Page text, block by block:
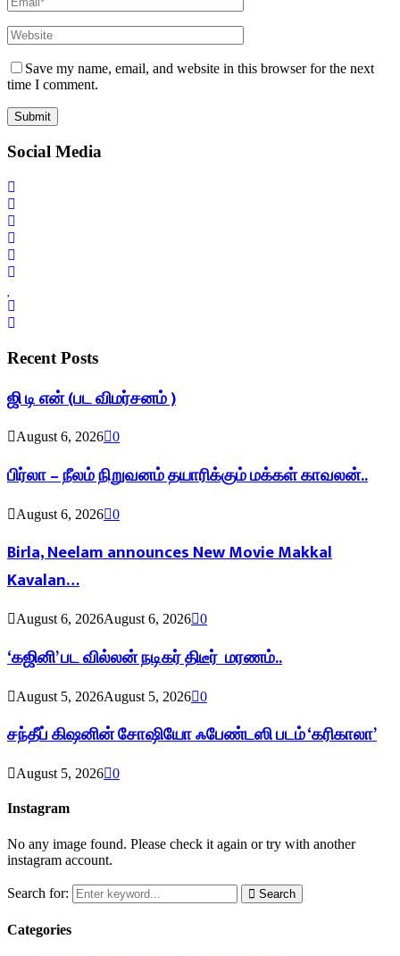
Save my name, email, and website in this browser for the next
time I comment.
Social Media
Recent Posts
ஜி டி என் (பட விமர்சனம் )
August 6, 2026 0
பிர்லா – நீலம் நிறுவனம் தயாரிக்கும் மக்கள் காவலன்..
August 6, 2026 0
Birla, Neelam announces New Movie Makkal
Kavalan…
August 6, 2026August 6, 2026 0
‘கஜினி’ பட வில்லன் நடிகர் திடீர் மரணம்..
August 5, 2026August 5, 2026 0
சந்தீப் கிஷனின் சோஷியோ ஃபேண்டஸி படம் ‘கரிகாலா’
August 5, 2026 0
Instagram
No any image found. Please check it again or try with another
instagram account.
Search for: Search
Categories